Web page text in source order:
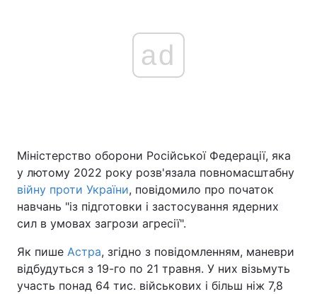
ad
Міністерство оборони Російської Федерації, яка
у лютому 2022 року розв'язала повномасштабну
війну проти України, повідомило про початок
навчань "із підготовки і застосування ядерних
сил в умовах загрози агресії".
Як пише Астра, згідно з повідомленням, маневри
відбудуться з 19-го по 21 травня. У них візьмуть
участь понад 64 тис. військових і більш ніж 7,8